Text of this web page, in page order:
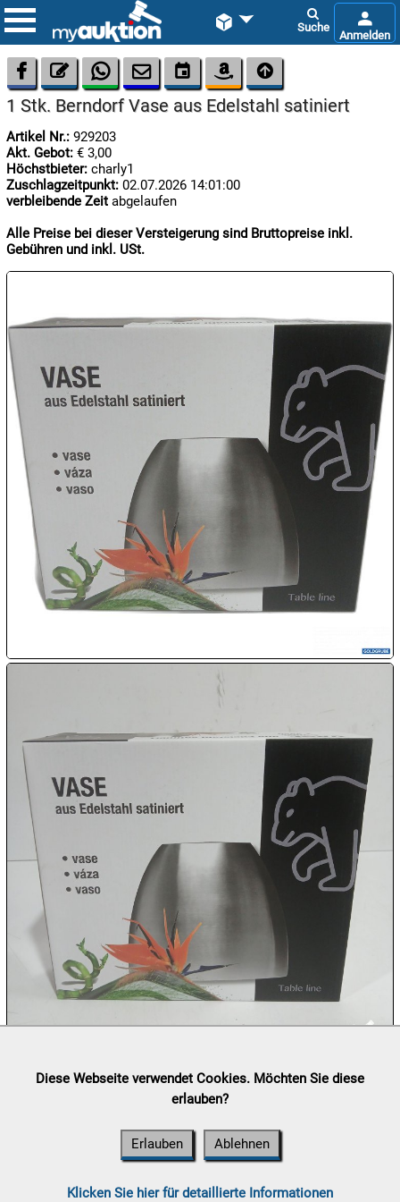
 
08.08:
1€

08.08:
09.08:
Chips
Blitzaktion
09.08:
09.08:

10.08:
10.08:
10.08:
11.08:
      
1 Stk. Berndorf Vase aus Edelstahl satiniert
Artikel Nr.: 929203
Akt. Gebot: € 3,00
Höchstbieter: charly1
Zuschlagzeitpunkt: 02.07.2026 14:01:00
verbleibende Zeit abgelaufen
Alle Preise bei dieser Versteigerung sind Bruttopreise inkl.
Gebühren und inkl. USt.
Lieferung:Abholung, Versand durchpost.at
(⛟ Versandkostenübersicht)
Diese Webseite verwendet Cookies. Möchten Sie diese
erlauben?
Erlauben Ablehnen
Klicken Sie hier für detaillierte Informationen